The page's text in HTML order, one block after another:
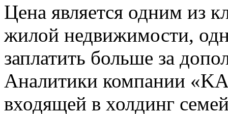
Цена является одним из
жилой недвижимости,
заплатить больше за
Аналитики компании
входящей в холдинг